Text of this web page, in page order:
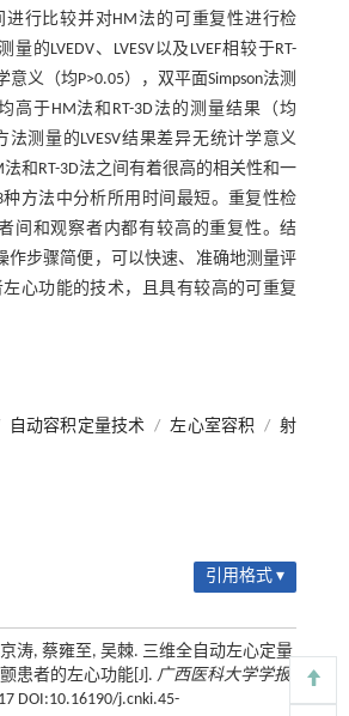
进行比较并对HM法的可重复性进行检
的LVEDV、LVESV以及LVEF相较于RT-
意义（均P>0.05），双平面Simpson法测
均高于HM法和RT-3D法的测量结果（均
法测量的LVESV结果差异无统计学意义
法和RT-3D法之间有着很高的相关性和一
方法中分析所用时间最短。重复性检
间和观察者内都有较高的重复性。结
作步骤简便，可以快速、准确地测量评
心功能的技术，且具有较高的可重复
自动容积定量技术 / 左心室容积 / 射
引用格式 ▾
涛, 蔡雍至, 吴棘. 三维全自动左心定量
患者的左心功能[J]. 广西医科大学学报
DOI:10.16190/j.cnki.45-